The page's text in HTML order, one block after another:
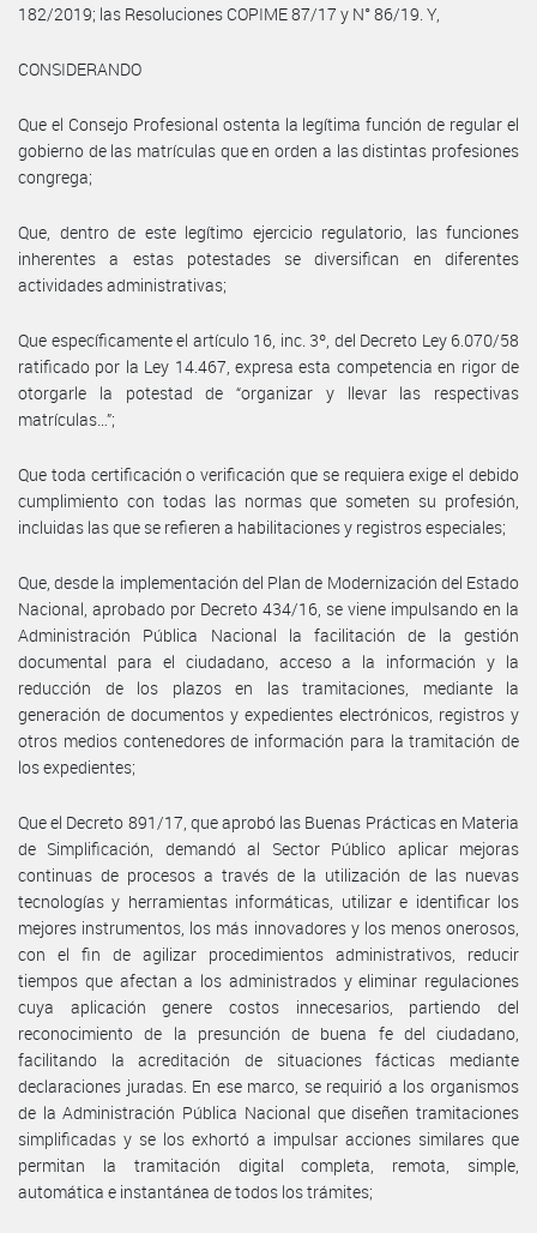
182/2019; las Resoluciones COPIME 87/17 y N° 86/19. Y,
CONSIDERANDO
Que el Consejo Profesional ostenta la legítima función de regular el
gobierno de las matrículas que en orden a las distintas profesiones
congrega;
Que, dentro de este legítimo ejercicio regulatorio, las funciones
inherentes a estas potestades se diversifican en diferentes
actividades administrativas;
Que específicamente el artículo 16, inc. 3º, del Decreto Ley 6.070/58
ratificado por la Ley 14.467, expresa esta competencia en rigor de
otorgarle la potestad de “organizar y llevar las respectivas
matrículas…”;
Que toda certificación o verificación que se requiera exige el debido
cumplimiento con todas las normas que someten su profesión,
incluidas las que se refieren a habilitaciones y registros especiales;
Que, desde la implementación del Plan de Modernización del Estado
Nacional, aprobado por Decreto 434/16, se viene impulsando en la
Administración Pública Nacional la facilitación de la gestión
documental para el ciudadano, acceso a la información y la
reducción de los plazos en las tramitaciones, mediante la
generación de documentos y expedientes electrónicos, registros y
otros medios contenedores de información para la tramitación de
los expedientes;
Que el Decreto 891/17, que aprobó las Buenas Prácticas en Materia
de Simplificación, demandó al Sector Público aplicar mejoras
continuas de procesos a través de la utilización de las nuevas
tecnologías y herramientas informáticas, utilizar e identificar los
mejores instrumentos, los más innovadores y los menos onerosos,
con el fin de agilizar procedimientos administrativos, reducir
tiempos que afectan a los administrados y eliminar regulaciones
cuya aplicación genere costos innecesarios, partiendo del
reconocimiento de la presunción de buena fe del ciudadano,
facilitando la acreditación de situaciones fácticas mediante
declaraciones juradas. En ese marco, se requirió a los organismos
de la Administración Pública Nacional que diseñen tramitaciones
simplificadas y se los exhortó a impulsar acciones similares que
permitan la tramitación digital completa, remota, simple,
automática e instantánea de todos los trámites;